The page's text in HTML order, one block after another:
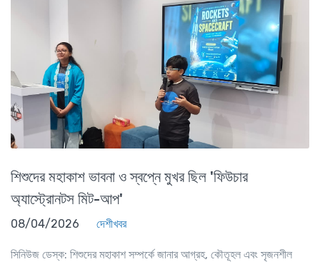
শিশুদের মহাকাশ ভাবনা ও স্বপ্নে মুখর ছিল 'ফিউচার
অ্যাস্ট্রোনটস মিট-আপ'
08/04/2026 দেশীখবর
সিনিউজ ডেস্ক: শিশুদের মহাকাশ সম্পর্কে জানার আগ্রহ, কৌতূহল এবং সৃজনশীল